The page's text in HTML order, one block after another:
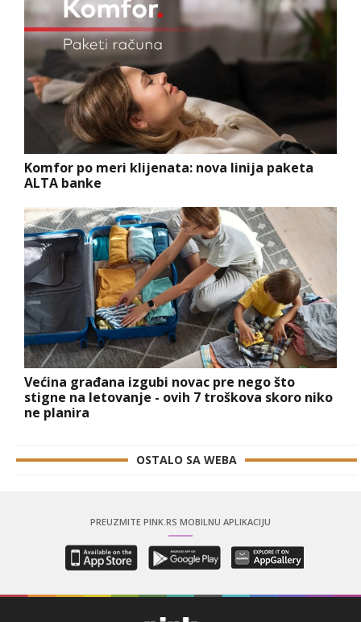
Komfor po meri klijenata: nova linija paketa
ALTA banke
Većina građana izgubi novac pre nego što
stigne na letovanje - ovih 7 troškova skoro niko
ne planira
OSTALO SA WEBA
PREUZMITE PINK.RS MOBILNU APLIKACIJU